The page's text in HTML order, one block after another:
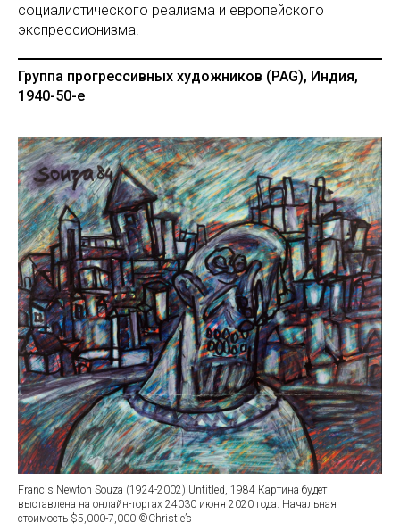
социалистического реализма и европейского
экспрессионизма.
Группа прогрессивных художников (PAG), Индия,
1940-50-е
Francis Newton Souza (1924-2002) Untitled, 1984 Картина будет
выставлена на онлайн-торгах 24030 июня 2020 года. Начальная
стоимость $5,000-7,000 ©Christie’s